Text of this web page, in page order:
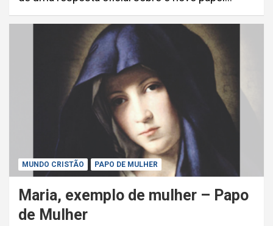
MUNDO CRISTÃO PAPO DE MULHER
Maria, exemplo de mulher – Papo
de Mulher